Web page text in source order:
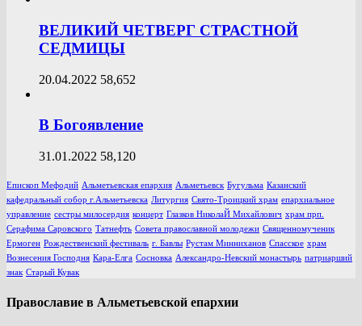
ВЕЛИКИЙ ЧЕТВЕРГ СТРАСТНОЙ
СЕДМИЦЫ
20.04.2022 58,652
В Богоявление
31.01.2022 58,120
Епископ Мефодий Альметьевская епархия Альметьевск Бугульма Казанский
кафедральный собор г.Альметьевска Литургия Свято-Троицкий храм епархиальное
управление сестры милосердия концерт Глазков НиколаЙ Михайлович храм прп.
Серафима Саровского Татнефть Совета православной молодежи Священномученик
Ермоген Рождественский фестиваль г. Бавлы Рустам Минниханов Спасское храм
Вознесения Господня Кара-Елга Сосновка Александро-Невский монастырь патриарший
знак Старый Кувак
Православие в Альметьевской епархии